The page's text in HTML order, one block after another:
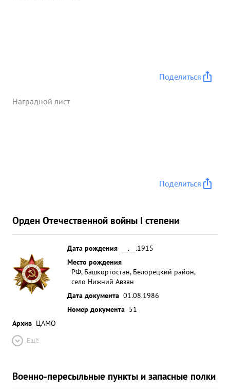
Поделиться
Наградной лист
Поделиться
Орден Отечественной войны I степени
Дата рождения
__.__.1915
Место рождения
РФ, Башкортостан, Белорецкий район,
село Нижний Авзян
Дата документа 01.08.1986
Номер документа 51
Архив ЦАМО
Ещё
Военно-пересыльные пункты и запасные полки